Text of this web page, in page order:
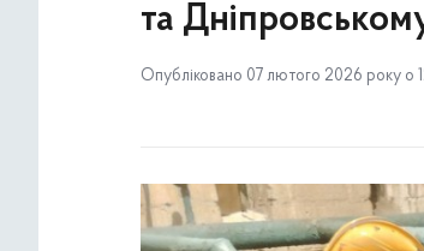
та
Опубліковано 07 лютого 2026 року о